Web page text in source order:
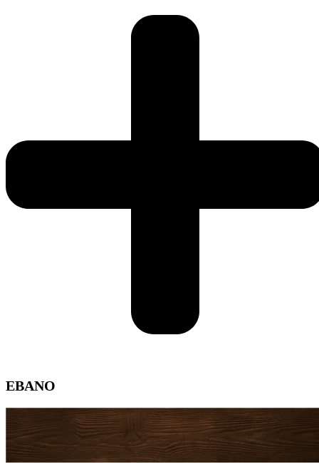
EBANO